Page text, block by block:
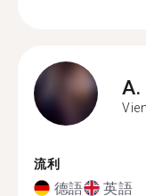
A.
流利
德語 英語